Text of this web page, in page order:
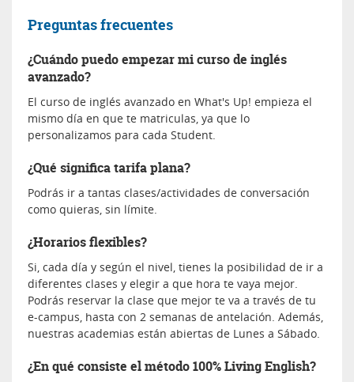
Preguntas frecuentes
¿Cuándo puedo empezar mi curso de inglés
avanzado?
El curso de inglés avanzado en What's Up! empieza el
mismo día en que te matriculas, ya que lo
personalizamos para cada Student.
¿Qué significa tarifa plana?
Podrás ir a tantas clases/actividades de conversación
como quieras, sin límite.
¿Horarios flexibles?
Si, cada día y según el nivel, tienes la posibilidad de ir a
diferentes clases y elegir a que hora te vaya mejor.
Podrás reservar la clase que mejor te va a través de tu
e-campus, hasta con 2 semanas de antelación. Además,
nuestras academias están abiertas de Lunes a Sábado.
¿En qué consiste el método 100% Living English?